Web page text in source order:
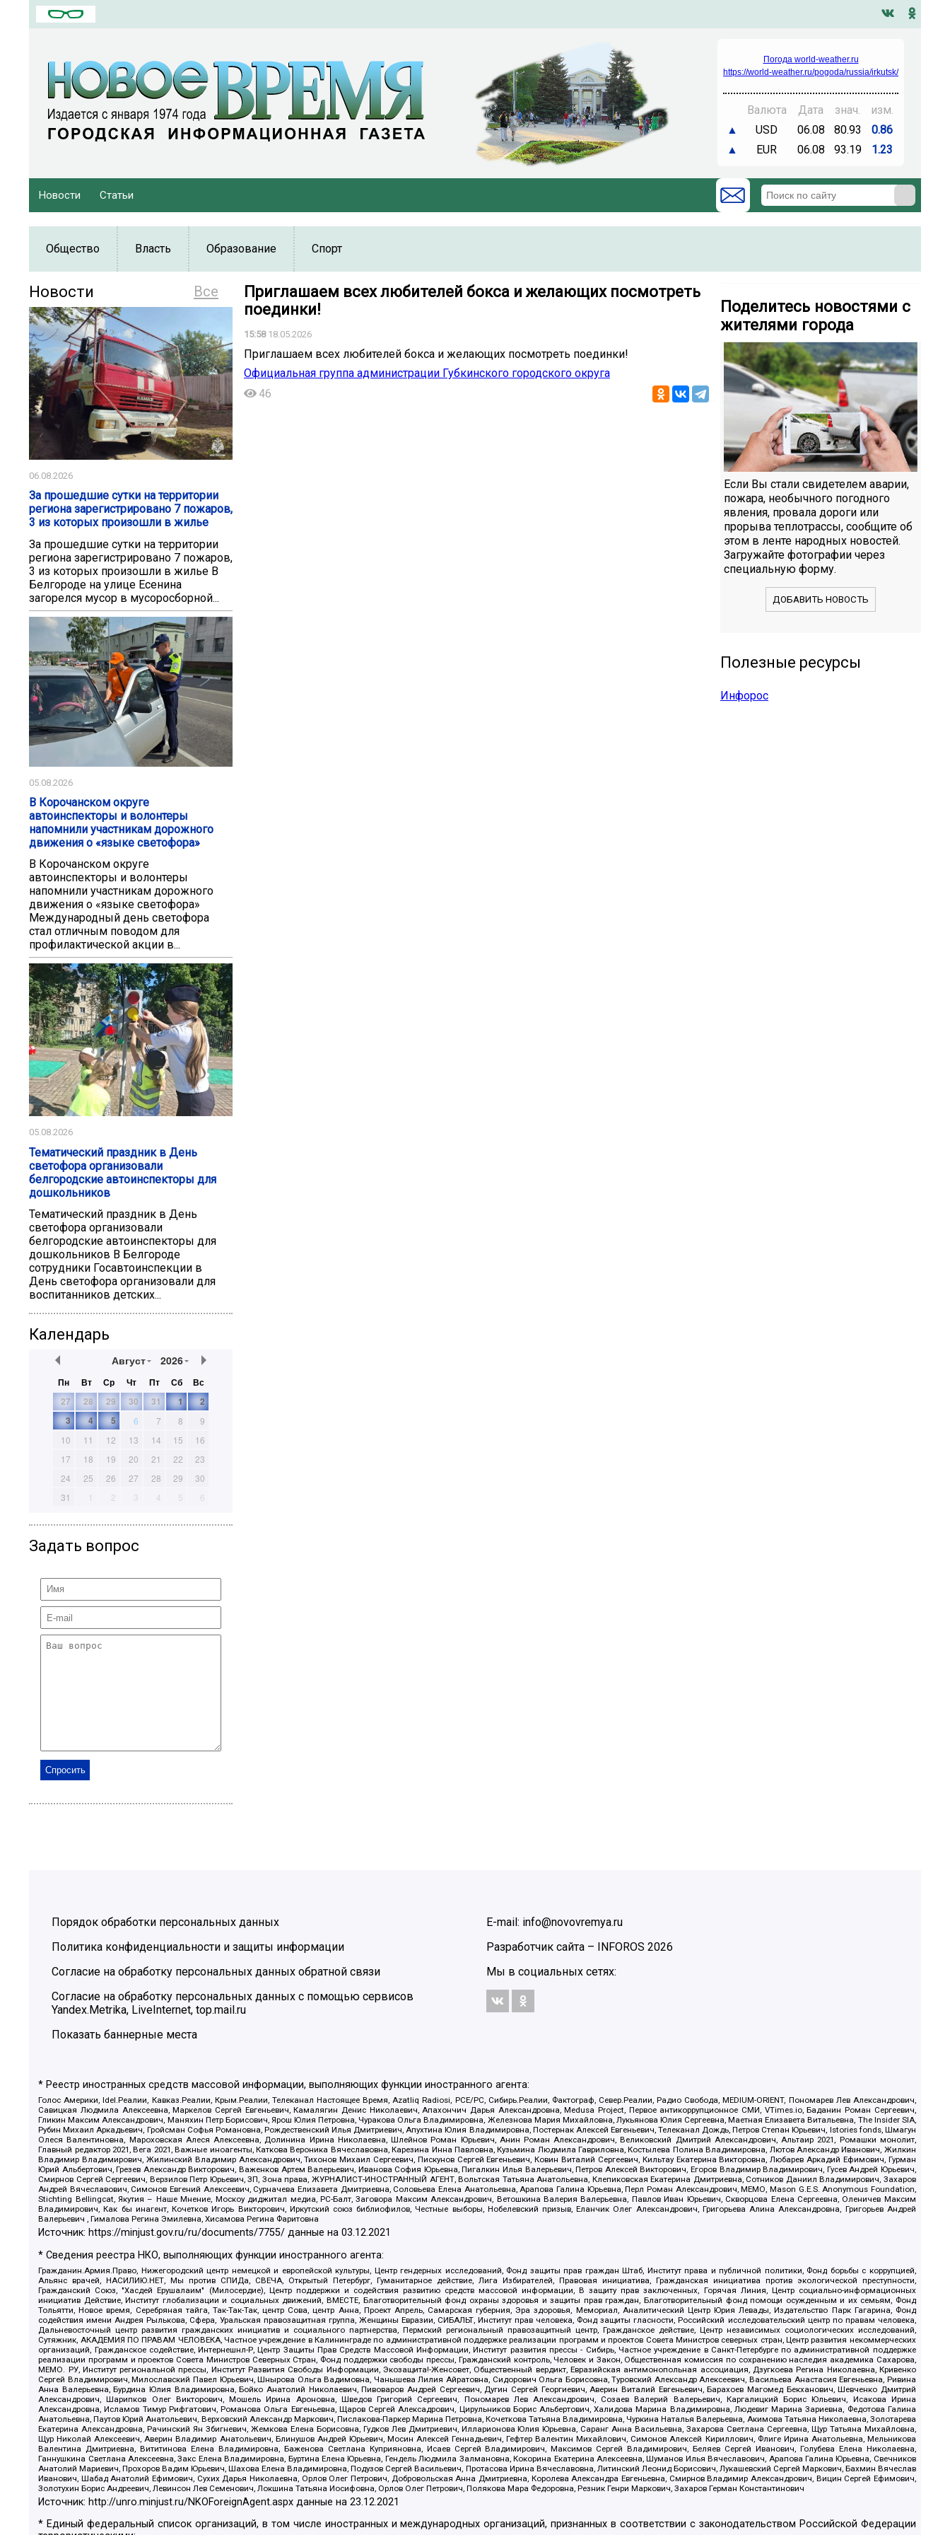
Погода world-weather.ru
https://world-weather.ru/pogoda/russia/irkutsk/
Валюта Дата знач.
изм.
▲
USD 06.08 80.93
0.86
▲
EUR 06.08 93.19 1.23
Новости Статьи
Общество Власть Образование Спорт
Все
Новости
06.08.2026
За прошедшие сутки на территории
региона зарегистрировано 7 пожаров,
3 из которых произошли в жилье
За прошедшие сутки на территории
региона зарегистрировано 7 пожаров,
3 из которых произошли в жилье В
Белгороде на улице Есенина
загорелся мусор в мусоросборной...
05.08.2026
В Корочанском округе
автоинспекторы и волонтеры
напомнили участникам дорожного
движения о «языке светофора»
В Корочанском округе
автоинспекторы и волонтеры
напомнили участникам дорожного
движения о «языке светофора»
Международный день светофора
стал отличным поводом для
профилактической акции в...
05.08.2026
Тематический праздник в День
светофора организовали
белгородские автоинспекторы для
дошкольников
Тематический праздник в День
светофора организовали
белгородские автоинспекторы для
дошкольников В Белгороде
сотрудники Госавтоинспекции в
День светофора организовали для
воспитанников детских...
Календарь
Август 2026
Пн Вт Ср Чт Пт Сб
Вс
27
28 29 30 31 1
2
3
4 5 6 7 8
9
10
11 12 13 14 15
16
17
18 19 20 21 22
23
24
25 26 27 28 29
30
31
1 2 3 4 5 6
Задать вопрос
Приглашаем всех любителей бокса и желающих посмотреть
поединки!
15:5818.05.2026
Приглашаем всех любителей бокса и желающих посмотреть поединки!
Официальная группа администрации Губкинского городского округа
46
Поделитесь новостями с
жителями города
Если Вы стали свидетелем аварии,
пожара, необычного погодного
явления, провала дороги или
прорыва теплотрассы, сообщите об
этом в ленте народных новостей.
Загружайте фотографии через
специальную форму.
ДОБАВИТЬ НОВОСТЬ
Полезные ресурсы
Инфорос
Порядок обработки персональных данных
Политика конфиденциальности и защиты информации
Согласие на обработку персональных данных обратной связи
Согласие на обработку персональных данных с помощью сервисов
Yandex.Metrika, LiveInternet, top.mail.ru
Показать баннерные места
E-mail: info@novovremya.ru
Разработчик сайта – INFOROS 2026
Мы в социальных сетях:
* Реестр иностранных средств массовой информации, выполняющих функции иностранного агента:
Голос Америки, Idel.Реалии, Кавказ.Реалии, Крым.Реалии, Телеканал Настоящее Время, Azatliq Radiosi, PCE/PC, Сибирь.Реалии, Фактограф, Север.Реалии, Радио Свобода, MEDIUM-ORIENT, Пономарев Лев Александрович,
Савицкая Людмила Алексеевна, Маркелов Сергей Евгеньевич, Камалягин Денис Николаевич, Апахончич Дарья Александровна, Medusa Project, Первое антикоррупционное СМИ, VTimes.io, Баданин Роман Сергеевич,
Гликин Максим Александрович, Маняхин Петр Борисович, Ярош Юлия Петровна, Чуракова Ольга Владимировна, Железнова Мария Михайловна, Лукьянова Юлия Сергеевна, Маетная Елизавета Витальевна, The Insider SIA,
Рубин Михаил Аркадьевич, Гройсман Софья Романовна, Рождественский Илья Дмитриевич, Апухтина Юлия Владимировна, Постернак Алексей Евгеньевич, Телеканал Дождь, Петров Степан Юрьевич, Istories fonds, Шмагун
Олеся Валентиновна, Мароховская Алеся Алексеевна, Долинина Ирина Николаевна, Шлейнов Роман Юрьевич, Анин Роман Александрович, Великовский Дмитрий Александрович, Альтаир 2021, Ромашки монолит,
Главный редактор 2021, Вега 2021, Важные иноагенты, Каткова Вероника Вячеславовна, Карезина Инна Павловна, Кузьмина Людмила Гавриловна, Костылева Полина Владимировна, Лютов Александр Иванович, Жилкин
Владимир Владимирович, Жилинский Владимир Александрович, Тихонов Михаил Сергеевич, Пискунов Сергей Евгеньевич, Ковин Виталий Сергеевич, Кильтау Екатерина Викторовна, Любарев Аркадий Ефимович, Гурман
Юрий Альбертович, Грезев Александр Викторович, Важенков Артем Валерьевич, Иванова София Юрьевна, Пигалкин Илья Валерьевич, Петров Алексей Викторович, Егоров Владимир Владимирович, Гусев Андрей Юрьевич,
Смирнов Сергей Сергеевич, Верзилов Петр Юрьевич, ЗП, Зона права, ЖУРНАЛИСТ-ИНОСТРАННЫЙ АГЕНТ, Вольтская Татьяна Анатольевна, Клепиковская Екатерина Дмитриевна, Сотников Даниил Владимирович, Захаров
Андрей Вячеславович, Симонов Евгений Алексеевич, Сурначева Елизавета Дмитриевна, Соловьева Елена Анатольевна, Арапова Галина Юрьевна, Перл Роман Александрович, МЕМО, Mason G.E.S. Anonymous Foundation,
Stichting Bellingcat, Якутия – Наше Мнение, Москоу диджитал медиа, РС-Балт, Заговора Максим Александрович, Ветошкина Валерия Валерьевна, Павлов Иван Юрьевич, Скворцова Елена Сергеевна, Оленичев Максим
Владимирович, Как бы инагент, Кочетков Игорь Викторович, Иркутский союз библиофилов, Честные выборы, Нобелевский призыв, Еланчик Олег Александрович, Григорьева Алина Александровна, Григорьев Андрей
Валерьевич , Гималова Регина Эмилевна, Хисамова Регина Фаритовна
Источник: https://minjust.gov.ru/ru/documents/7755/ данные на03.12.2021
* Сведения реестра НКО, выполняющих функции иностранного агента:
Гражданин.Армия.Право, Нижегородский центр немецкой и европейской культуры, Центр гендерных исследований, Фонд защиты прав граждан Штаб, Институт права и публичной политики, Фонд борьбы с коррупцией,
Альянс врачей, НАСИЛИЮ.НЕТ, Мы против СПИДа, СВЕЧА, Открытый Петербург, Гуманитарное действие, Лига Избирателей, Правовая инициатива, Гражданская инициатива против экологической преступности,
Гражданский Союз, "Хасдей Ерушалаим" (Милосердие), Центр поддержки и содействия развитию средств массовой информации, В защиту прав заключенных, Горячая Линия, Центр социально-информационных
инициатив Действие, Институт глобализации и социальных движений, ВМЕСТЕ, Благотворительный фонд охраны здоровья и защиты прав граждан, Благотворительный фонд помощи осужденным и их семьям, Фонд
Тольятти, Новое время, Серебряная тайга, Так-Так-Так, центр Сова, центр Анна, Проект Апрель, Самарская губерния, Эра здоровья, Мемориал, Аналитический Центр Юрия Левады, Издательство Парк Гагарина, Фонд
содействия имени Андрея Рылькова, Сфера, Уральская правозащитная группа, Женщины Евразии, СИБАЛЬТ, Институт прав человека, Фонд защиты гласности, Российский исследовательский центр по правам человека,
Дальневосточный центр развития гражданских инициатив и социального партнерства, Пермский региональный правозащитный центр, Гражданское действие, Центр независимых социологических исследований,
Сутяжник, АКАДЕМИЯ ПО ПРАВАМ ЧЕЛОВЕКА, Частное учреждение в Калининграде по административной поддержке реализации программ и проектов Совета Министров северных стран, Центр развития некоммерческих
организаций, Гражданское содействие, Интернешнл-Р, Центр Защиты Прав Средств Массовой Информации, Институт развития прессы - Сибирь, Частное учреждение в Санкт-Петербурге по административной поддержке
реализации программ и проектов Совета Министров Северных Стран, Фонд поддержки свободы прессы, Гражданский контроль, Человек и Закон, Общественная комиссия по сохранению наследия академика Сахарова,
МЕМО. РУ, Институт региональной прессы, Институт Развития Свободы Информации, Экозащита!-Женсовет, Общественный вердикт, Евразийская антимонопольная ассоциация, Дзугкоева Регина Николаевна, Кривенко
Сергей Владимирович, Милославский Павел Юрьевич, Шнырова Ольга Вадимовна, Чанышева Лилия Айратовна, Сидорович Ольга Борисовна, Туровский Александр Алексеевич, Васильева Анастасия Евгеньевна, Ривина
Анна Валерьевна, Бурдина Юлия Владимировна, Бойко Анатолий Николаевич, Пивоваров Андрей Сергеевич, Дугин Сергей Георгиевич, Аверин Виталий Евгеньевич, Барахоев Магомед Бекханович, Шевченко Дмитрий
Александрович, Шарипков Олег Викторович, Мошель Ирина Ароновна, Шведов Григорий Сергеевич, Пономарев Лев Александрович, Созаев Валерий Валерьевич, Каргалицкий Борис Юльевич, Исакова Ирина
Александровна, Исламов Тимур Рифгатович, Романова Ольга Евгеньевна, Щаров Сергей Алексадрович, Цирульников Борис Альбертович, Халидова Марина Владимировна, Людевиг Марина Зариевна, Федотова Галина
Анатольевна, Паутов Юрий Анатольевич, Верховский Александр Маркович, Пислакова-Паркер Марина Петровна, Кочеткова Татьяна Владимировна, Чуркина Наталья Валерьевна, Акимова Татьяна Николаевна, Золотарева
Екатерина Александровна, Рачинский Ян Збигневич, Жемкова Елена Борисовна, Гудков Лев Дмитриевич, Илларионова Юлия Юрьевна, Саранг Анна Васильевна, Захарова Светлана Сергеевна, Щур Татьяна Михайловна,
Щур Николай Алексеевич, Аверин Владимир Анатольевич, Блинушов Андрей Юрьевич, Мосин Алексей Геннадьевич, Гефтер Валентин Михайлович, Симонов Алексей Кириллович, Флиге Ирина Анатольевна, Мельникова
Валентина Дмитриевна, Вититинова Елена Владимировна, Баженова Светлана Куприяновна, Исаев Сергей Владимирович, Максимов Сергей Владимирович, Беляев Сергей Иванович, Голубева Елена Николаевна,
Ганнушкина Светлана Алексеевна, Закс Елена Владимировна, Буртина Елена Юрьевна, Гендель Людмила Залмановна, Кокорина Екатерина Алексеевна, Шуманов Илья Вячеславович, Арапова Галина Юрьевна, Свечников
Анатолий Мариевич, Прохоров Вадим Юрьевич, Шахова Елена Владимировна, Подузов Сергей Васильевич, Протасова Ирина Вячеславовна, Литинский Леонид Борисович, Лукашевский Сергей Маркович, Бахмин Вячеслав
Иванович, Шабад Анатолий Ефимович, Сухих Дарья Николаевна, Орлов Олег Петрович, Добровольская Анна Дмитриевна, Королева Александра Евгеньевна, Смирнов Владимир Александрович, Вицин Сергей Ефимович,
Золотухин Борис Андреевич, Левинсон Лев Семенович, Локшина Татьяна Иосифовна, Орлов Олег Петрович, Полякова Мара Федоровна, Резник Генри Маркович, Захаров Герман Константинович
Источник: http://unro.minjust.ru/NKOForeignAgent.aspx данные на23.12.2021
* Единый федеральный список организаций, в том числе иностранных и международных организаций, признанных в соответствии с законодательством Российской Федерации